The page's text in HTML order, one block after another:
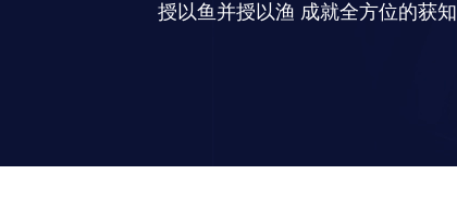
授以鱼并授以渔 成就全方位的获知